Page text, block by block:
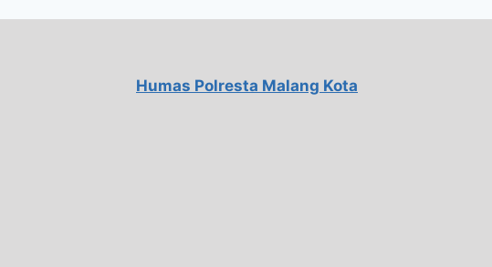
Humas Polresta Malang Kota